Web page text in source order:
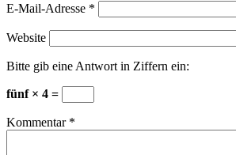
E-Mail-Adresse *
Website
Bitte gib eine Antwort in Ziffern ein:
fünf × 4 =
Kommentar *